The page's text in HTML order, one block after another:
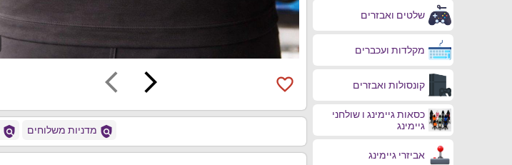
שלטים ואבזרים
מקלדות ועכברים
קונסולות ואבזרים
כסאות גיימינג ו שולחני
גיימינג
אביזרי גיימינג
arrow_forward_ios
arrow_back_ios favorite_border
policy מדניות משלוחים policy